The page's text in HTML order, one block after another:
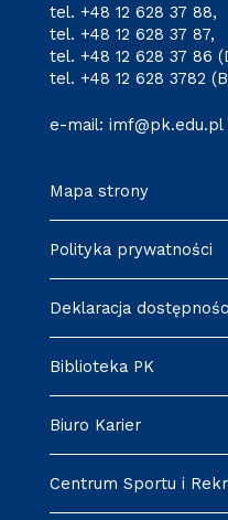
tel. +48 12 628 37 88,
tel. +48 12 628 37 87,
tel. +48 12 628 37 86
tel. +48 12 628 3782
e-mail: imf@pk.edu.pl
Mapa strony
Polityka prywatności
Deklaracja
Biblioteka PK
Biuro Karier
Centrum Sportu i